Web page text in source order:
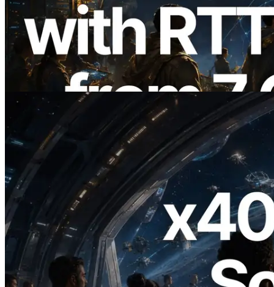
ERPC расширяет Solana Leader Slot
API измерением ping из 7 глобальных
регионов — также запущен Validators
Information API
2026.07.04
ERPC запускает Solana RPC с
поддержкой x402 — Эпоха, в которой